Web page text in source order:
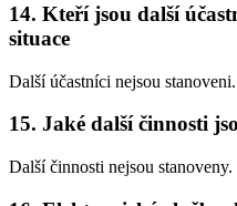
14. Kteří jsou další
situace
Další účastníci nejsou stanoveni.
15. Jaké další činnosti
Další činnosti nejsou stanoveny.